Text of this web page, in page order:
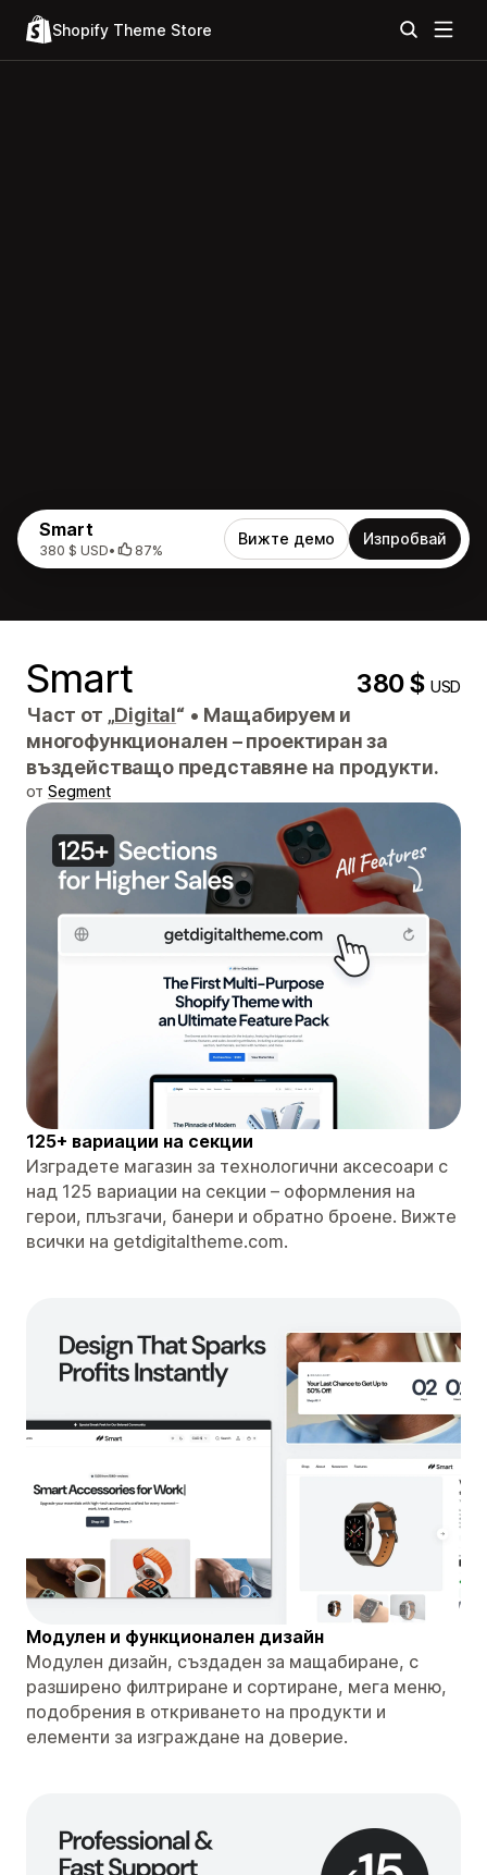
Shopify Theme Store
Smart
380 $ USD• 87%
Вижте демо Изпробвай
Smart 380 $USD
Част от „Digital“ • Мащабируем и
многофункционален – проектиран за
въздействащо представяне на продукти.
от Segment
125+ вариации на секции
Изградете магазин за технологични аксесоари с
над 125 вариации на секции – оформления на
герои, плъзгачи, банери и обратно броене. Вижте
всички на getdigitaltheme.com.
Модулен и функционален дизайн
Модулен дизайн, създаден за мащабиране, с
разширено филтриране и сортиране, мега меню,
подобрения в откриването на продукти и
елементи за изграждане на доверие.